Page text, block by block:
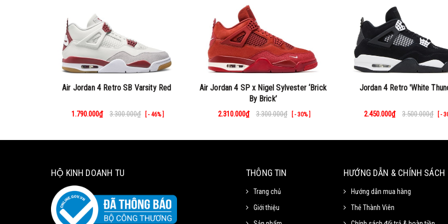
Air Jordan 4 Retro SB Varsity Red
1.790.000₫ 3.300.000₫ [ - 46% ]
Air Jordan 4 SP x Nigel Sylvester ‘Brick
By Brick’
2.310.000₫ 3.300.000₫ [ - 30% ]
Jordan 4 Retro 'White
2.450.000₫ 3.500.000₫ [ -
HỘ KINH DOANH TU THÔNG TIN
Trang chủ
Giới thiệu
HƯỚNG DẪN & CHÍNH SÁCH
Hướng dẫn mua hàng
Thẻ Thành Viên